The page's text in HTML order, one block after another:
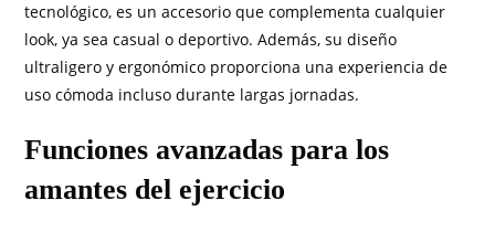
tecnológico, es un accesorio que complementa cualquier
look, ya sea casual o deportivo. Además, su diseño
ultraligero y ergonómico proporciona una experiencia de
uso cómoda incluso durante largas jornadas.
Funciones avanzadas para los
amantes del ejercicio